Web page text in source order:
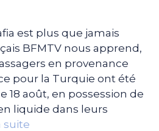
est plus que jamais
BFMTV nous apprend,
en provenance
pour la Turquie ont été
18 août, en possession de
liquide dans leurs
suite